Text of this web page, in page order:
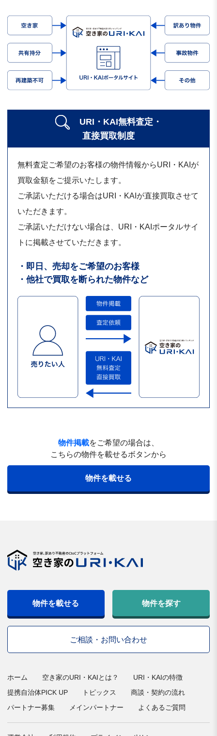
URI・KAI無料査定・
直接買取制度
無料査定ご希望のお客様の物件情報からURI・KAIが
買取金額をご提示いたします。
ご承諾いただける場合はURI・KAIが直接買取させて
いただきます。
ご承諾いただけない場合は、URI・KAIポータルサイ
トに掲載させていただきます。
・即日、売却をご希望のお客様
・他社で買取を断られた物件など
物件掲載をご希望の場合は、
こちらの物件を載せるボタンから
物件を載せる
物件を載せる 物件を探す
ご相談・お問い合わせ
ホーム 空き家のURI・KAIとは？
URI・KAIの特徴
提携自治体PICK UP
トピックス
商談・契約の流れ
パートナー募集
メインパートナー よくあるご質問